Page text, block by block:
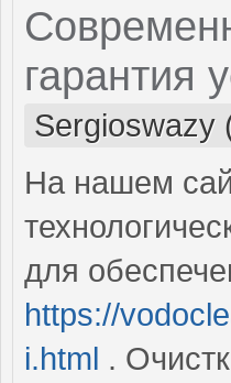
гарантия
Sergioswazy
На нашем
для
https://
i.html .